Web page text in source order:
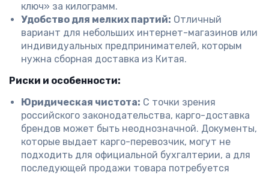
ключ» за килограмм.
Удобство для мелких партий: Отличный
вариант для небольших интернет-магазинов или
индивидуальных предпринимателей, которым
нужна сборная доставка из Китая.
Риски и особенности:
Юридическая чистота: С точки зрения
российского законодательства, карго-доставка
брендов может быть неоднозначной. Документы,
которые выдает карго-перевозчик, могут не
подходить для официальной бухгалтерии, а для
последующей продажи товара потребуется